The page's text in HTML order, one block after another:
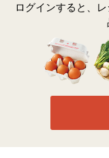
ログインすると、